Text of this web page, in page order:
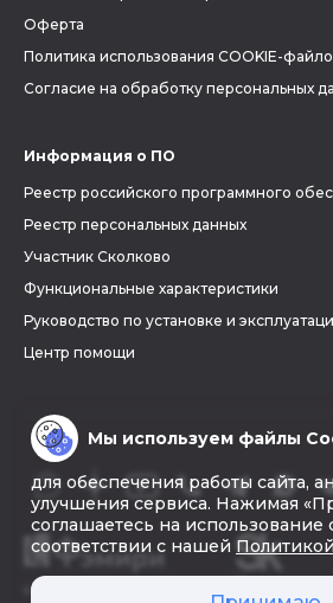
Оферта
Политика использования COOKIE-
Согласие на обработку персональных
Информация о ПО
Реестр российского программного
Реестр персональных данных
Участник Сколково
Функциональные характеристики
Руководство по установке и
Центр помощи
© 2026 «Фэмири»
Мы используем файлы
для обеспечения работы сайта,
улучшения сервиса. Нажимая
соглашаетесь на использование
соответствии с нашей Политикой